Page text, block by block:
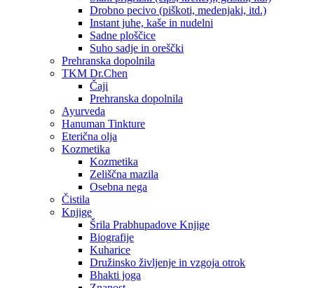
Drobno pecivo (piškoti, medenjaki, itd.)
Instant juhe, kaše in nudelni
Sadne ploščice
Suho sadje in oreščki
Prehranska dopolnila
TKM Dr.Chen
Čaji
Prehranska dopolnila
Ayurveda
Hanuman Tinkture
Eterična olja
Kozmetika
Kozmetika
Zeliščna mazila
Osebna nega
Čistila
Knjige
Šrila Prabhupadove Knjige
Biografije
Kuharice
Družinsko življenje in vzgoja otrok
Bhakti joga